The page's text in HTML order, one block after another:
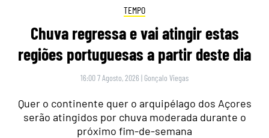
TEMPO
Chuva regressa e vai atingir estas
regiões portuguesas a partir deste dia
16:00 7 Agosto, 2026 | Gonçalo Viegas
Quer o continente quer o arquipélago dos Açores
serão atingidos por chuva moderada durante o
próximo fim-de-semana